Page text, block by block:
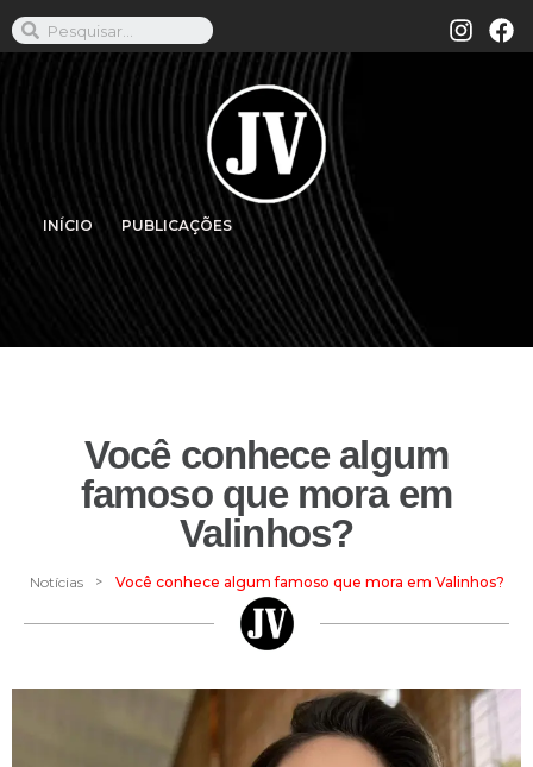
INÍCIO PUBLICAÇÕES
Você conhece algum
famoso que mora em
Valinhos?
Notícias > Você conhece algum famoso que mora em Valinhos?